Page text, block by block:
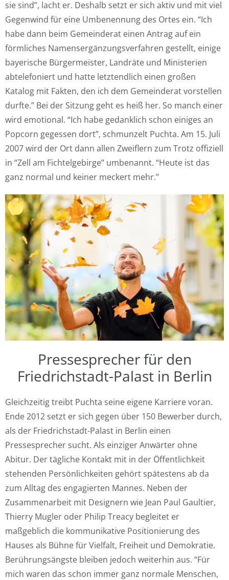
sie sind”, lacht er. Deshalb setzt er sich aktiv und mit viel
Gegenwind für eine Umbenennung des Ortes ein. “Ich
habe dann beim Gemeinderat einen Antrag auf ein
förmliches Namensergänzungsverfahren gestellt, einige
bayerische Bürgermeister, Landräte und Ministerien
abtelefoniert und hatte letztendlich einen großen
Katalog mit Fakten, den ich dem Gemeinderat vorstellen
durfte.” Bei der Sitzung geht es heiß her. So manch einer
wird emotional. “Ich habe gedanklich schon einiges an
Popcorn gegessen dort”, schmunzelt Puchta. Am 15. Juli
2007 wird der Ort dann allen Zweiflern zum Trotz offiziell
in “Zell am Fichtelgebirge” umbenannt. “Heute ist das
ganz normal und keiner meckert mehr.”
Pressesprecher für den
Friedrichstadt-Palast in Berlin
Gleichzeitig treibt Puchta seine eigene Karriere voran.
Ende 2012 setzt er sich gegen über 150 Bewerber durch,
als der Friedrichstadt-Palast in Berlin einen
Pressesprecher sucht. Als einziger Anwärter ohne
Abitur. Der tägliche Kontakt mit in der Öffentlichkeit
stehenden Persönlichkeiten gehört spätestens ab da
zum Alltag des engagierten Mannes. Neben der
Zusammenarbeit mit Designern wie Jean Paul Gaultier,
Thierry Mugler oder Philip Treacy begleitet er
maßgeblich die kommunikative Positionierung des
Hauses als Bühne für Vielfalt, Freiheit und Demokratie.
Berührungsängste bleiben jedoch weiterhin aus. “Für
mich waren das schon immer ganz normale Menschen,